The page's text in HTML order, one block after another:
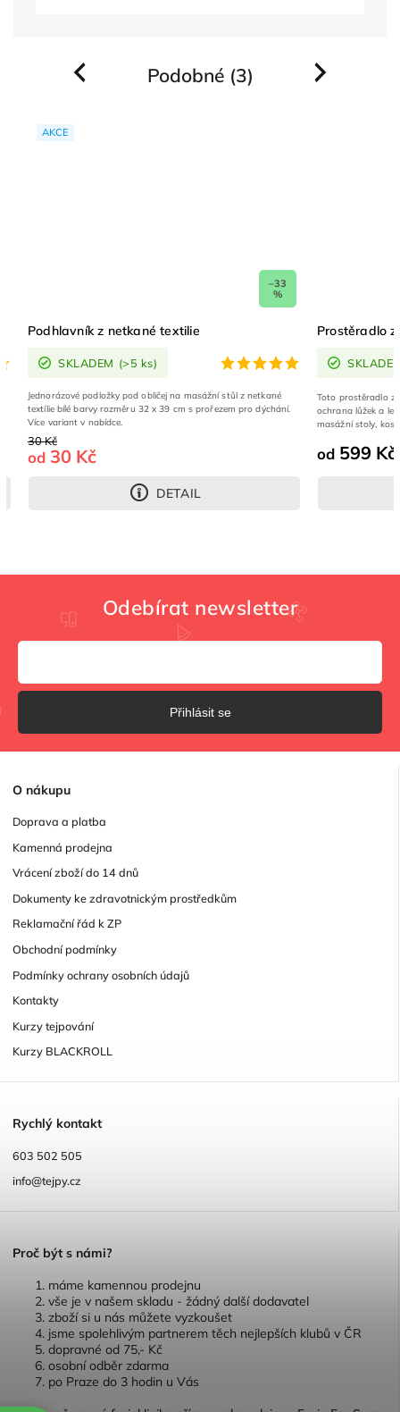
Podobné (3)
Previous
AKCE
–33
%
Podhlavník z netkané textilie
SKLADEM (>5 ks)
30 Kč
od 30 Kč
DETAIL
Jednorázové podložky pod obličej na masážní stůl z netkané
textílie bílé barvy rozměru 32 x 39 cm s prořezem pro dýchání.
Více variant v nabídce.
Prostěradlo
od 599 Kč
Toto prostěradlo z
ochrana lůžek a
masážní stoly,
Next
O nákupu
Doprava a platba
Kamenná prodejna
Vrácení zboží do 14 dnů
Dokumenty ke zdravotnickým prostředkům
Reklamační řád k ZP
Obchodní podmínky
Podmínky ochrany osobních údajů
Kontakty
Kurzy tejpování
Kurzy BLACKROLL
Rychlý kontakt
603 502 505
info@tejpy.cz
Proč být s námi?
máme kamennou prodejnu
vše je v našem skladu - žádný další dodavatel
zboží si u nás můžete vyzkoušet
jsme spolehlivým partnerem těch nejlepších klubů v ČR
dopravné od 75,- Kč
osobní odběr zdarma
po Praze do 3 hodin u Vás
Odebírat newsletter
Přihlásit se